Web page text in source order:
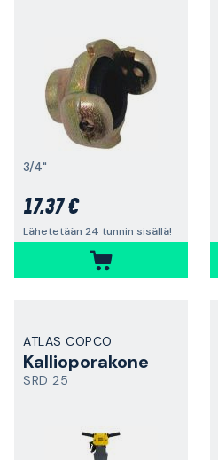
3/4"
17,37 €
Lähetetään 24 tunnin sisällä!
ATLAS COPCO
Kallioporakone
SRD 25